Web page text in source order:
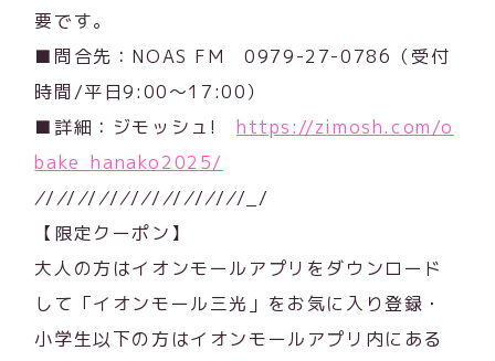
要です。
■問合先：NOAS FM 0979-27-0786（受付
時間/平日9:00～17:00）
■詳細：ジモッシュ! https://zimosh.com/o
bake_hanako2025/
////////////////////_/
【限定クーポン】
大人の方はイオンモールアプリをダウンロード
して「イオンモール三光」をお気に入り登録・
小学生以下の方はイオンモールアプリ内にある